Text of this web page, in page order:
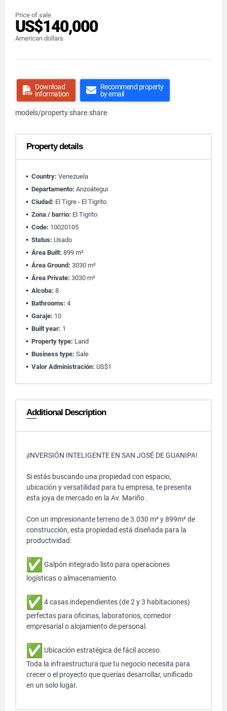
Price of sale
US$140,000
American dollars
Download
information
Recommend property
by email
models/property.share.share
Property details
Country: Venezuela
Departamento: Anzoátegui
Ciudad: El Tigre - El Tigrito
Zona / barrio: El Tigrito
Code: 10020105
Status: Usado
Área Built: 899 m²
Área Ground: 3030 m²
Área Private: 3030 m²
Alcoba: 8
Bathrooms: 4
Garaje: 10
Built year: 1
Property type: Land
Business type: Sale
Valor Administración: US$1
Additional Description
¡INVERSIÓN INTELIGENTE EN SAN JOSÉ DE GUANIPA!
​Si estás buscando una propiedad con espacio,
ubicación y versatilidad para tu empresa, te presenta
esta joya de mercado en la Av. Mariño .
​Con un impresionante terreno de 3.030 m² y 899m² de
construcción, esta propiedad está diseñada para la
productividad:
Galpón integrado listo para operaciones
logísticas o almacenamiento.
4 casas independientes (de 2 y 3 habitaciones)
perfectas para oficinas, laboratorios, comedor
empresarial o alojamiento de personal.
Ubicación estratégica de fácil acceso.
​Toda la infraestructura que tu negocio necesita para
crecer o el proyecto que querías desarrollar, unificado
en un solo lugar.